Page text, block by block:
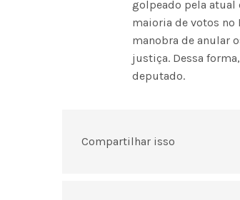
golpeado pela atual
maioria de votos no
manobra de anular
justiça. Dessa
deputado.
Compartilhar isso